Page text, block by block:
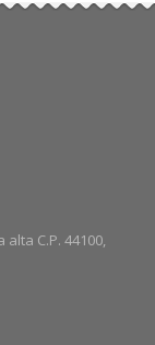
C.P. 44100,